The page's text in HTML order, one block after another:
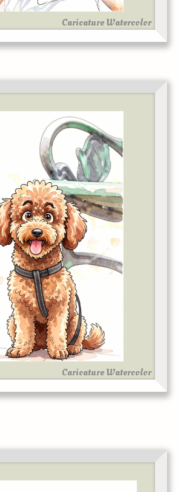
Caricature Watercolor
Caricature Watercolor